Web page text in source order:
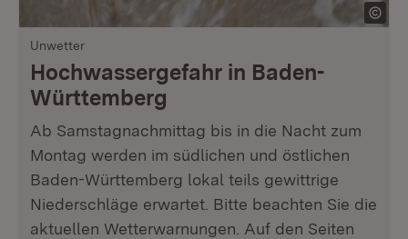
Unwetter
Hochwassergefahr in Baden-
Württemberg
Ab Samstagnachmittag bis in die Nacht zum
Montag werden im südlichen und östlichen
Baden-Württemberg lokal teils gewittrige
Niederschläge erwartet. Bitte beachten Sie die
aktuellen Wetterwarnungen. Auf den Seiten